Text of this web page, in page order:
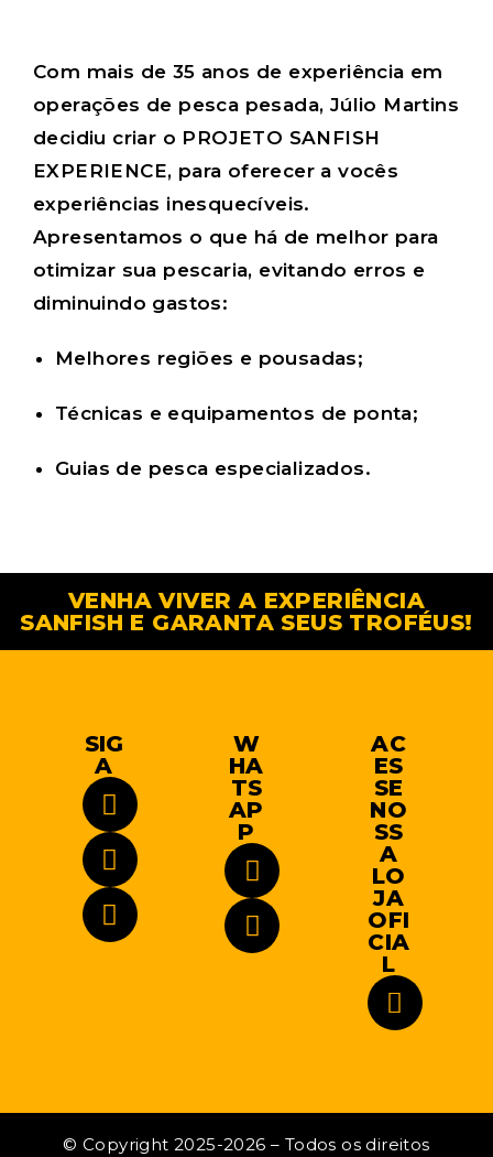
Com mais de 35 anos de experiência em
operações de pesca pesada, Júlio Martins
decidiu criar o PROJETO SANFISH
EXPERIENCE, para oferecer a vocês
experiências inesquecíveis.
Apresentamos o que há de melhor para
otimizar sua pescaria, evitando erros e
diminuindo gastos:
Melhores regiões e pousadas;
Técnicas e equipamentos de ponta;
Guias de pesca especializados.
VENHA VIVER A EXPERIÊNCIA
SANFISH E GARANTA SEUS TROFÉUS!
SIG
A
W
HA
TS
AP
P
AC
ES
SE
NO
SS
A
LO
JA
OFI
CIA
L
© Copyright 2025-2026 – Todos os direitos